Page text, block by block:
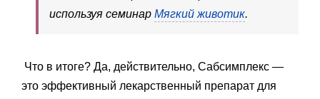
используя семинар Мягкий животик.
Что в итоге? Да, действительно, Сабсимплекс —
это эффективный лекарственный препарат для